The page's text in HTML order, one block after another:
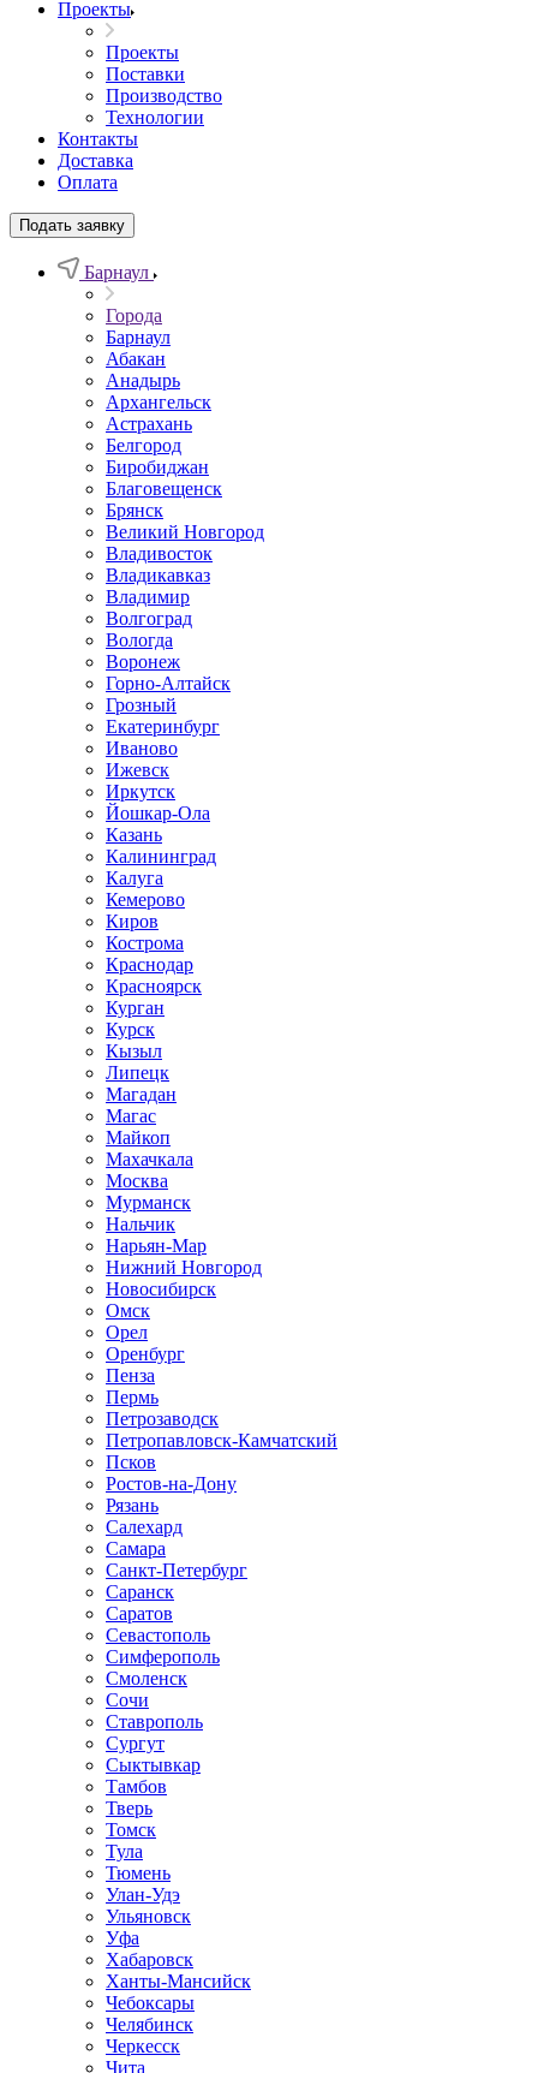
Проекты
Проекты
Поставки
Производство
Технологии
Контакты
Доставка
Оплата
Подать заявку
Барнаул
Города
Барнаул
Абакан
Анадырь
Архангельск
Астрахань
Белгород
Биробиджан
Благовещенск
Брянск
Великий Новгород
Владивосток
Владикавказ
Владимир
Волгоград
Вологда
Воронеж
Горно-Алтайск
Грозный
Екатеринбург
Иваново
Ижевск
Иркутск
Йошкар-Ола
Казань
Калининград
Калуга
Кемерово
Киров
Кострома
Краснодар
Красноярск
Курган
Курск
Кызыл
Липецк
Магадан
Магас
Майкоп
Махачкала
Москва
Мурманск
Нальчик
Нарьян-Мар
Нижний Новгород
Новосибирск
Омск
Орел
Оренбург
Пенза
Пермь
Петрозаводск
Петропавловск-Камчатский
Псков
Ростов-на-Дону
Рязань
Салехард
Самара
Санкт-Петербург
Саранск
Саратов
Севастополь
Симферополь
Смоленск
Сочи
Ставрополь
Сургут
Сыктывкар
Тамбов
Тверь
Томск
Тула
Тюмень
Улан-Удэ
Ульяновск
Уфа
Хабаровск
Ханты-Мансийск
Чебоксары
Челябинск
Черкесск
Чита